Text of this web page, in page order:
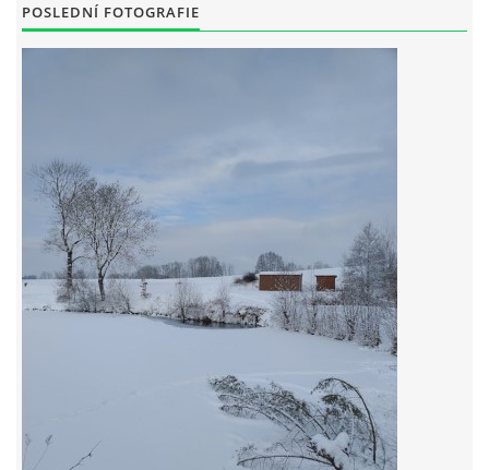
FOTOALBUM
RYBÁŘSKÝ ŘÁD VÝCHODOČESKÉHO RYBÁŘSKEHO SVAZU
SKUHROVSKÝ ZPRAVODAJ
|WebSlice |Aktualizováno: 29. 6. 2026
POSLEDNÍ FOTOGRAFIE